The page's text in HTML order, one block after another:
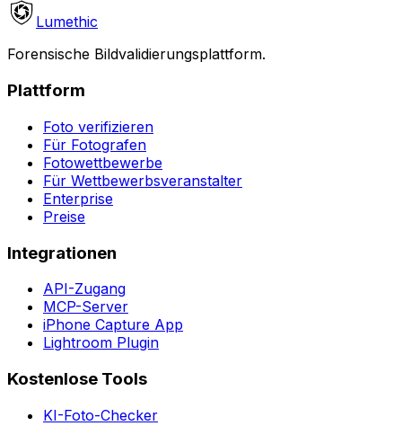
Lumethic
Forensische Bildvalidierungsplattform.
Plattform
Foto verifizieren
Für Fotografen
Fotowettbewerbe
Für Wettbewerbsveranstalter
Enterprise
Preise
Integrationen
API-Zugang
MCP-Server
iPhone Capture App
Lightroom Plugin
Kostenlose Tools
KI-Foto-Checker